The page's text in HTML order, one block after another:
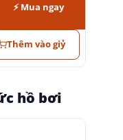
⚡ Mua ngay
Thêm vào giỷ
hồ bơi